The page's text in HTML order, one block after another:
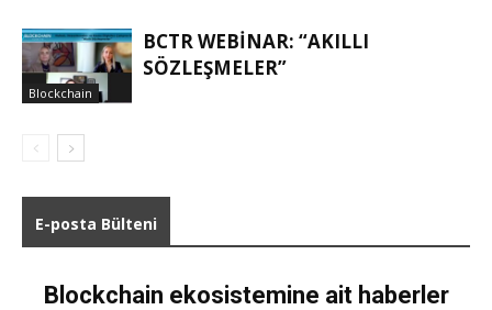
Blockchain
BCTR WEBINAR: “AKILLI
SÖZLEŞMELER”
E-posta Bülteni
Blockchain ekosistemine ait haberler